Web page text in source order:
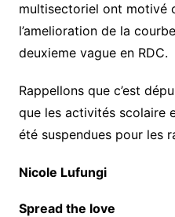
multisectoriel ont motivé
l’amelioration de la
deuxieme vague en RDC.
Rappellons que c’est
que les activités scolaire
été suspendues pour les
Nicole Lufungi
Spread the love